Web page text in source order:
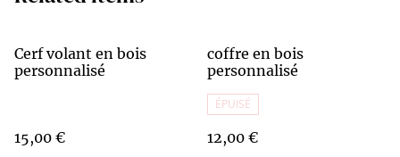
Cerf volant en bois
personnalisé
15,00 €
coffre en bois
personnalisé
ÉPUISÉ
12,00 €